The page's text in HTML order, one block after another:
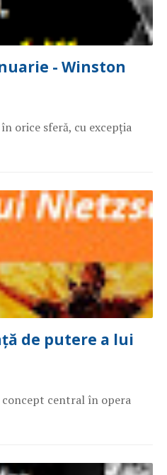
- Winston
orice sferă, cu excepția
de putere a lui
concept central în opera